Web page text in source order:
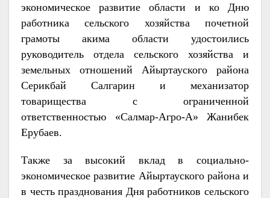
экономическое развитие области и ко Дню
работника сельского хозяйства почетной
грамоты акима области удостоились
руководитель отдела сельского хозяйства и
земельных отношений Айыртауского района
Серикбай Салгарин и механизатор
товарищества с ограниченной
ответственностью «Салмар-Агро-А» Жанибек
Ерубаев.
Также за высокий вклад в социально-
экономическое развитие Айыртауского района и
в честь празднования Дня работников сельского